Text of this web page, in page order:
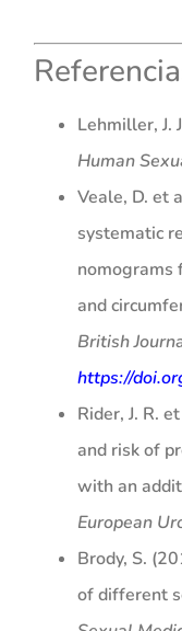
Lehmiller, J.
Human
Veale, D. et
systematic
nomograms
and
British
https://
Rider, J. R.
and risk of
with an
European
Brody, S.
of different